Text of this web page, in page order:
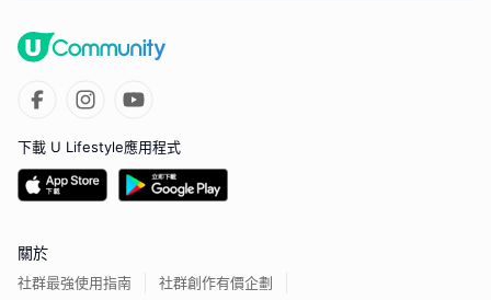
下載 U Lifestyle應用程式
關於
社群最強使用指南 社群創作有價企劃